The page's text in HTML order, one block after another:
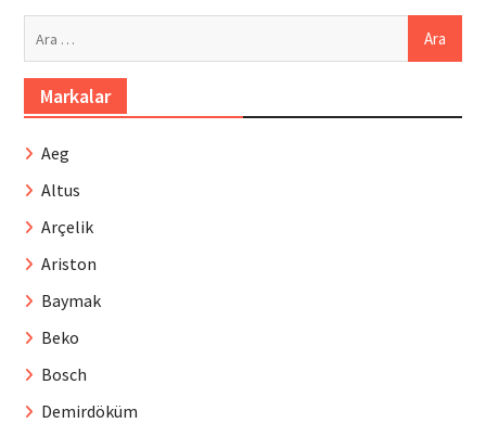
Markalar
Aeg
Altus
Arçelik
Ariston
Baymak
Beko
Bosch
Demirdöküm